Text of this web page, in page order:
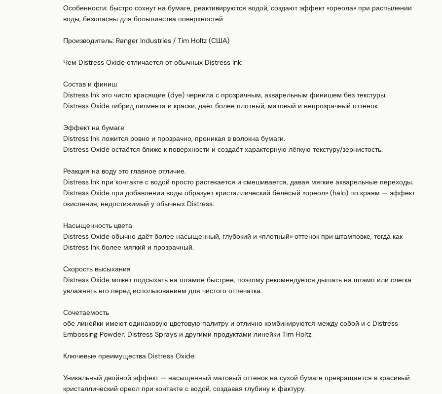
Особенности: быстро сохнут на бумаге, реактивируются водой, создают эффект «ореола» при распылении
воды, безопасны для большинства поверхностей
Производитель: Ranger Industries / Tim Holtz (США)
Чем Distress Oxide отличается от обычных Distress Ink:
Состав и финиш
Distress Ink это чисто красящие (dye) чернила с прозрачным, акварельным финишем без текстуры.
Distress Oxide гибрид пигмента и краски, даёт более плотный, матовый и непрозрачный оттенок.
Эффект на бумаге
Distress Ink ложится ровно и прозрачно, проникая в волокна бумаги.
Distress Oxide остаётся ближе к поверхности и создаёт характерную лёгкую текстуру/зернистость.
Реакция на воду это главное отличие.
Distress Ink при контакте с водой просто растекается и смешивается, давая мягкие акварельные переходы.
Distress Oxide при добавлении воды образует кристаллический белёсый «ореол» (halo) по краям — эффект
окисления, недостижимый у обычных Distress.
Насыщенность цвета
Distress Oxide обычно даёт более насыщенный, глубокий и «плотный» оттенок при штамповке, тогда как
Distress Ink более мягкий и прозрачный.
Скорость высыхания
Distress Oxide может подсыхать на штампе быстрее, поэтому рекомендуется дышать на штамп или слегка
увлажнять его перед использованием для чистого отпечатка.
Сочетаемость
обе линейки имеют одинаковую цветовую палитру и отлично комбинируются между собой и с Distress
Embossing Powder, Distress Sprays и другими продуктами линейки Tim Holtz.
Ключевые преимущества Distress Oxide:
Уникальный двойной эффект — насыщенный матовый оттенок на сухой бумаге превращается в красивый
кристаллический ореол при контакте с водой, создавая глубину и фактуру.